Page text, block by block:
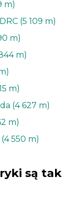
m)
(5 109 m)
m)
m)
m)
(4 627 m)
m)
550 m)
są tak